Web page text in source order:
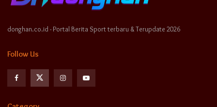
donghan.co.id - Portal Berita Sport terbaru & Terupdate 2026
Follow Us